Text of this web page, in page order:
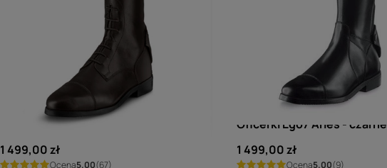
Oficerki Ego7 Orion - brązowe
1 499,00 zł
Ocena5.00(67)
Oficerki Ego7 Aries - czarne
1 499,00 zł
Ocena5.00(9)